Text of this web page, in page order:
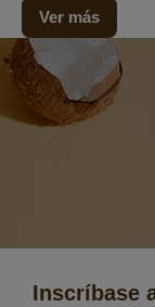
Ver más
Boletín
de
noticias
Inscríbase